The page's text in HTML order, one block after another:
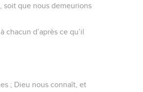
soit que nous demeurions
d’après ce qu’il
; Dieu nous connaît, et